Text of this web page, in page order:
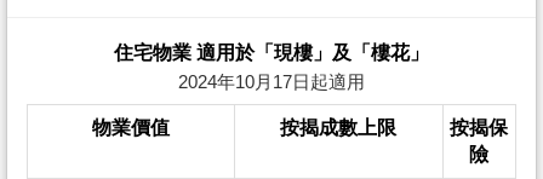
住宅物業 適用於「現樓」及「樓花」
2024年10月17日起適用
物業價值 按揭成數上限
按揭保
險